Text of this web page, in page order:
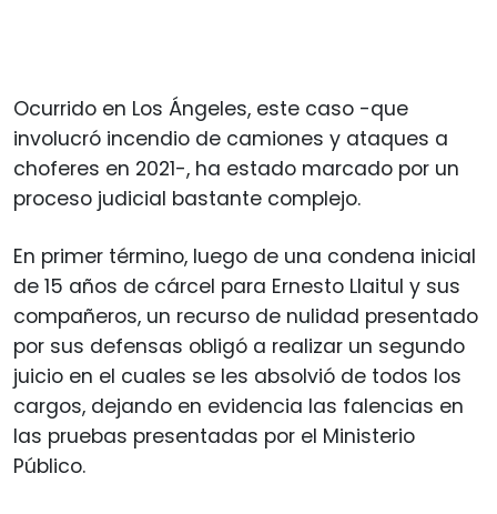
Ocurrido en Los Ángeles, este caso -que
involucró incendio de camiones y ataques a
choferes en 2021-, ha estado marcado por un
proceso judicial bastante complejo.
En primer término, luego de una condena inicial
de 15 años de cárcel para Ernesto Llaitul y sus
compañeros, un recurso de nulidad presentado
por sus defensas obligó a realizar un segundo
juicio en el cuales se les absolvió de todos los
cargos, dejando en evidencia las falencias en
las pruebas presentadas por el Ministerio
Público.